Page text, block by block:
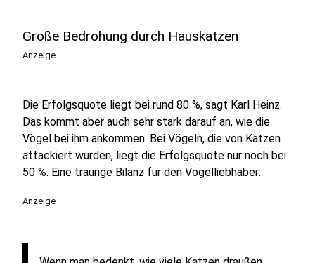
Große Bedrohung durch Hauskatzen
Anzeige
Die Erfolgsquote liegt bei rund 80 %, sagt Karl Heinz.
Das kommt aber auch sehr stark darauf an, wie die
Vögel bei ihm ankommen. Bei Vögeln, die von Katzen
attackiert wurden, liegt die Erfolgsquote nur noch bei
50 %. Eine traurige Bilanz für den Vogelliebhaber:
Anzeige